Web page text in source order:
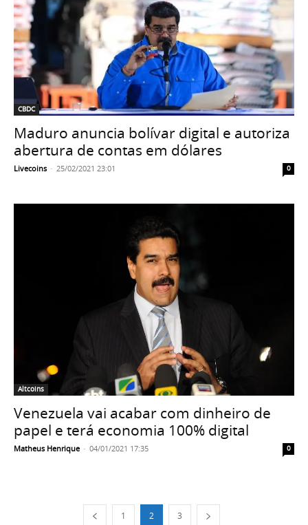
CBDC
Maduro anuncia bolívar digital e autoriza
abertura de contas em dólares
Livecoins - 25/02/2021 23:01 0
Altcoins
Venezuela vai acabar com dinheiro de
papel e terá economia 100% digital
Matheus Henrique - 04/01/2021 17:35 0
1 2 3